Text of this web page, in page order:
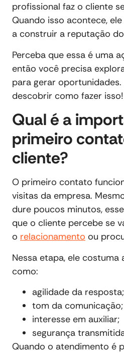
profissional faz o cliente
Quando isso acontece,
a construir a reputação
Perceba que essa é uma
então você precisa
para gerar
descobrir como fazer isso!
Qual é a
primeiro
cliente?
O primeiro contato
visitas da empresa.
dure poucos minutos,
que o cliente percebe se
o relacionamento ou
Nessa etapa, ele costuma
como:
agilidade da resposta;
tom da comunicação;
interesse em auxiliar;
segurança
Quando o atendimento é